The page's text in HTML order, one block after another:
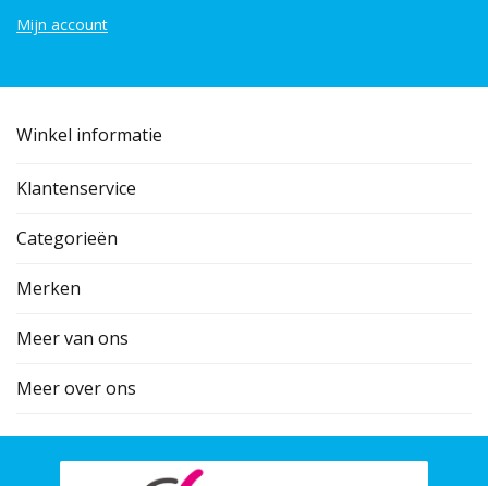
Mijn account
Winkel informatie
Klantenservice
Categorieën
Merken
Meer van ons
Meer over ons